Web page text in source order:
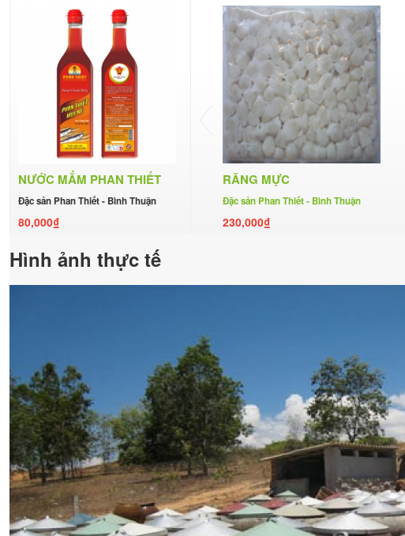
NƯỚC MẮM PHAN THIẾT
Đặc sản Phan Thiết - Bình Thuận
80,000₫
RĂNG MỰC
Đặc sản Phan Thiết - Bình Thuận
230,000₫
Hình ảnh thực tế